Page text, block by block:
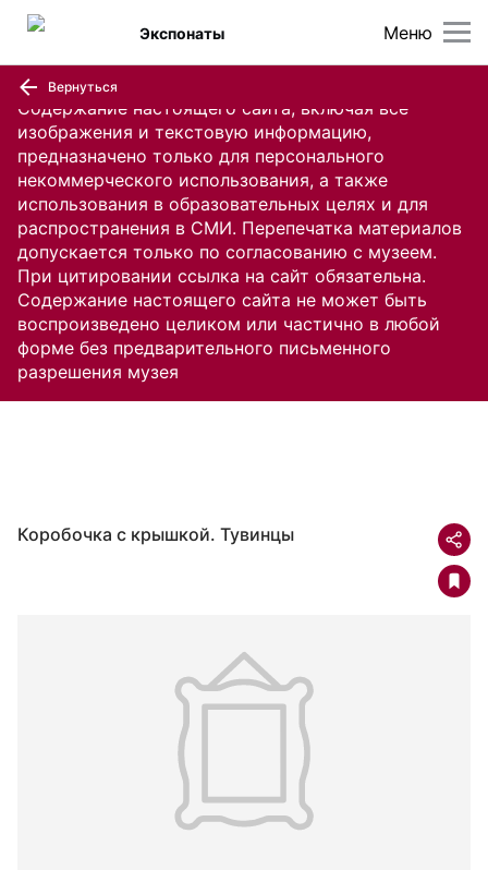
Содержание настоящего сайта, включая все
изображения и текстовую информацию,
предназначено только для персонального
некоммерческого использования, а также
использования в образовательных целях и для
распространения в СМИ. Перепечатка материалов
допускается только по согласованию с музеем.
При цитировании ссылка на сайт обязательна.
Содержание настоящего сайта не может быть
воспроизведено целиком или частично в любой
форме без предварительного письменного
разрешения музея
Меню
Экспонаты
Вернуться
Коробочка с крышкой. Тувинцы